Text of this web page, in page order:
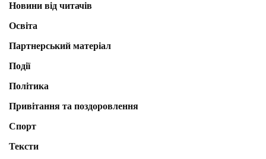
Новини від читачів
Освіта
Партнерський матеріал
Події
Політика
Привітання та поздоровлення
Спорт
Тексти